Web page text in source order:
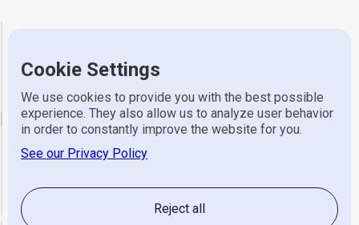
Cookie Settings
We use cookies to provide you with the best possible
experience. They also allow us to analyze user behavior
in order to constantly improve the website for you.
See our Privacy Policy
Reject all
Adres
email
Algemeen